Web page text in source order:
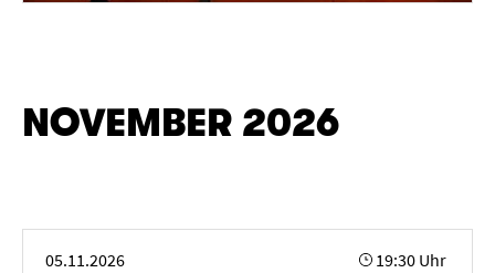
NOVEMBER 2026
05.11.2026
19:30 Uhr